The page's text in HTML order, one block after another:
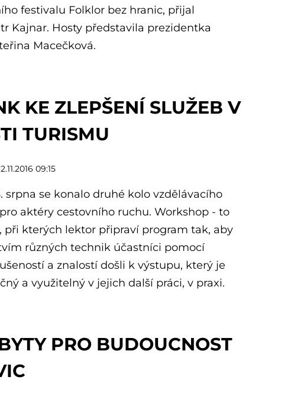
festivalu Folklor bez hranic, přijal
Kajnar. Hosty představila prezidentka
Macečková.
KE ZLEPŠENÍ SLUŽEB V
TURISMU
09:15
srpna se konalo druhé kolo vzdělávacího
aktéry cestovního ruchu. Workshop - to
při kterých lektor připraví program tak, aby
různých technik účastníci pomocí
a znalostí došli k výstupu, který je
a využitelný v jejich další práci, v praxi.
PRO BUDOUCNOST